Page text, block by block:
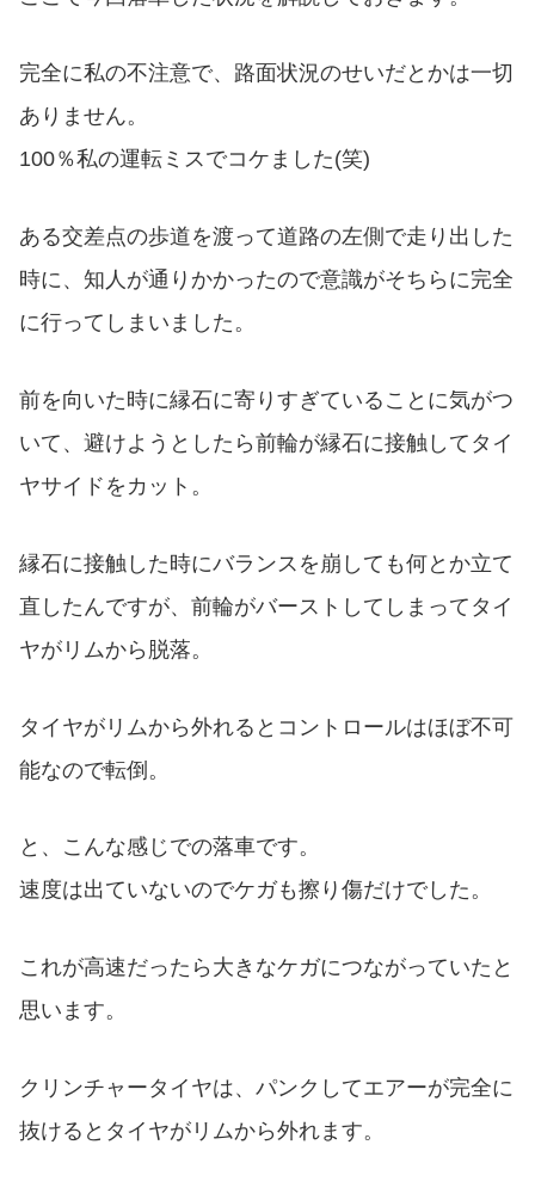
完全に私の不注意で、路面状況のせいだとかは一切
ありません。
100％私の運転ミスでコケました(笑)
ある交差点の歩道を渡って道路の左側で走り出した
時に、知人が通りかかったので意識がそちらに完全
に行ってしまいました。
前を向いた時に縁石に寄りすぎていることに気がつ
いて、避けようとしたら前輪が縁石に接触してタイ
ヤサイドをカット。
縁石に接触した時にバランスを崩しても何とか立て
直したんですが、前輪がバーストしてしまってタイ
ヤがリムから脱落。
タイヤがリムから外れるとコントロールはほぼ不可
能なので転倒。
と、こんな感じでの落車です。
速度は出ていないのでケガも擦り傷だけでした。
これが高速だったら大きなケガにつながっていたと
思います。
クリンチャータイヤは、パンクしてエアーが完全に
抜けるとタイヤがリムから外れます。